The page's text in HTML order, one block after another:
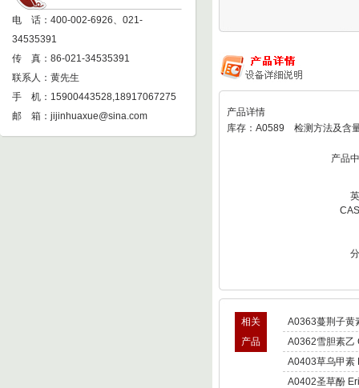
电 话：400-002-6926、021-
34535391
传 真：86-021-34535391
联系人：黄先生
手 机：15900443528,18917067275
邮 箱： jijinhuaxue@sina.com
产品详情
库存：A0589 检测方法及含
产品
相关
产品
A0363蔓荆子黄
A0362雪胆素乙
A0403草乌甲素
A0402圣草酚